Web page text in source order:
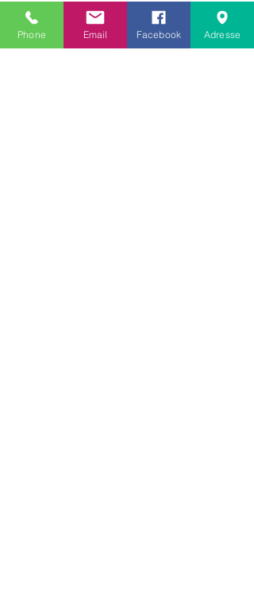
Phone Email Facebook Adresse